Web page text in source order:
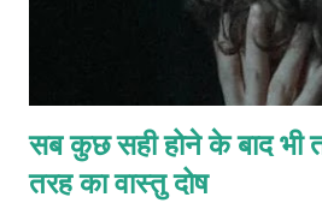
सब कुछ सही होने के बाद भी
तरह का वास्तु दोष